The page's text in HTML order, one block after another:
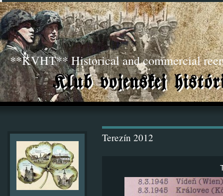
**KVHT** Historical and commercial
Terezín 2012